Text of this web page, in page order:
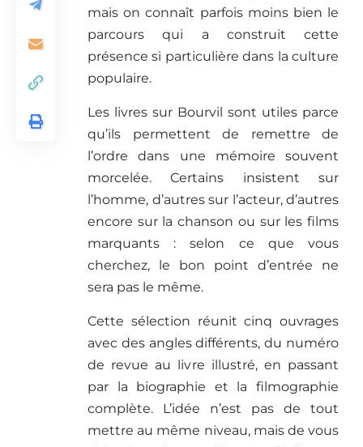
mais on connaît parfois moins bien le
parcours qui a construit cette
présence si particulière dans la culture
populaire.
Les livres sur Bourvil sont utiles parce
qu’ils permettent de remettre de
l’ordre dans une mémoire souvent
morcelée. Certains insistent sur
l’homme, d’autres sur l’acteur, d’autres
encore sur la chanson ou sur les films
marquants : selon ce que vous
cherchez, le bon point d’entrée ne
sera pas le même.
Cette sélection réunit cinq ouvrages
avec des angles différents, du numéro
de revue au livre illustré, en passant
par la biographie et la filmographie
complète. L’idée n’est pas de tout
mettre au même niveau, mais de vous